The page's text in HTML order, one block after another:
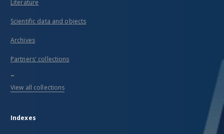
Literature
Scientific data and objects
Archives
Partners' collections
...
View all collections
Indexes